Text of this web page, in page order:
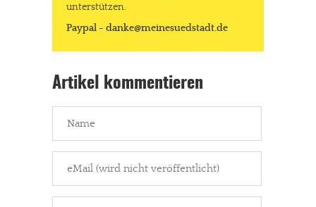
unterstützen.
Paypal - danke@meinesuedstadt.de
Artikel kommentieren